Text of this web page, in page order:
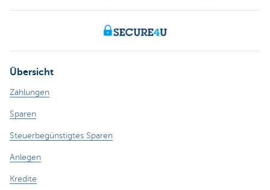
Übersicht
Zahlungen
Sparen
Steuerbegünstigtes Sparen
Anlegen
Kredite